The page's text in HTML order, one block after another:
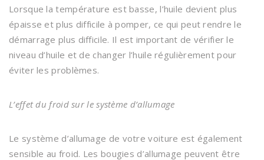
Lorsque la température est basse, l’huile devient plus
épaisse et plus difficile à pomper, ce qui peut rendre le
démarrage plus difficile. Il est important de vérifier le
niveau d’huile et de changer l’huile régulièrement pour
éviter les problèmes.
L’effet du froid sur le système d’allumage
Le système d’allumage de votre voiture est également
sensible au froid. Les bougies d’allumage peuvent être